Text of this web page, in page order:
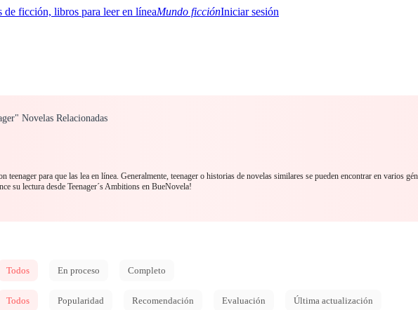
Mundo ficciónIniciar sesión
Novelas Relacionadas
teenager para que las lea en línea. Generalmente, teenager o historias de novelas similares se pueden encontrar en varios
su lectura desde Teenager´s Ambitions en BueNovela!
Todos En proceso Completo
Todos Popularidad Recomendación Evaluación Última actualización